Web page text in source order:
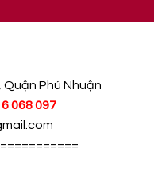
Quận Phú Nhuận
068 097